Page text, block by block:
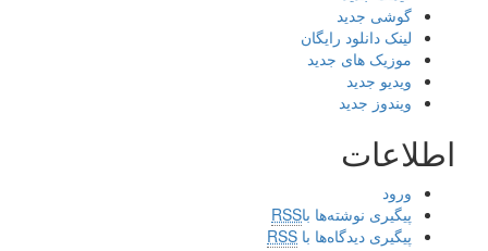
گوشی جدید
لینک دانلود رایگان
موزیک های جدید
ویدیو جدید
ویندوز جدید
اطلاعات
ورود
پیگیری نوشته‌ها باRSS
پیگیری دیدگاه‌ها با RSS